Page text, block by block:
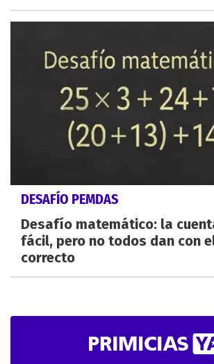
DESAFÍO PEMDAS
Desafío matemático: la
fácil, pero no todos dan con
correcto